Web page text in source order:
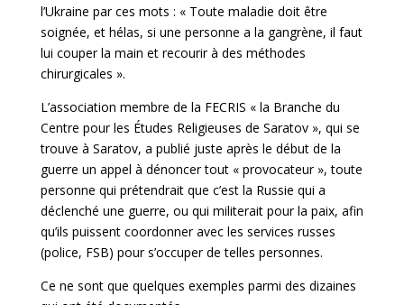
l’Ukraine par ces mots : « Toute maladie doit être
soignée, et hélas, si une personne a la gangrène, il faut
lui couper la main et recourir à des méthodes
chirurgicales ».
L’association membre de la FECRIS « la Branche du
Centre pour les Études Religieuses de Saratov », qui se
trouve à Saratov, a publié juste après le début de la
guerre un appel à dénoncer tout « provocateur », toute
personne qui prétendrait que c’est la Russie qui a
déclenché une guerre, ou qui militerait pour la paix, afin
qu’ils puissent coordonner avec les services russes
(police, FSB) pour s’occuper de telles personnes.
Ce ne sont que quelques exemples parmi des dizaines